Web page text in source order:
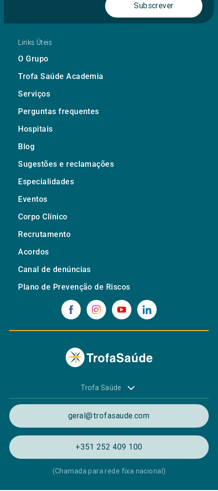
Subscrever
Links Úteis
O Grupo
Trofa Saúde Academia
Serviços
Perguntas frequentes
Hospitais
Blog
Sugestões e reclamações
Especialidades
Eventos
Corpo Clínico
Recrutamento
Acordos
Canal de denúncias
Plano de Prevenção de Riscos
Trofa Saúde
geral@trofasaude.com
+351 252 409 100
(Chamada para rede fixa nacional)